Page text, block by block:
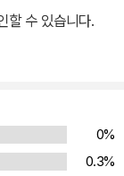
을 자아내면서
중·단편동화 가운
된 다양한 테크
감동을 선사한다.
신동과 마라톤을
할 수 있습니다.
0%
0.3%